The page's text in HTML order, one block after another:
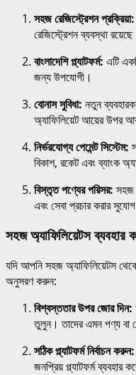
সহজ রেজিস্ট্রেশন প্রক্রিয়া:
রেজিস্ট্রেশন ব্যবস্থা
বাংলাদেশি প্ল্যাটফর্ম: এটি
জন্য উপযোগী।
বোনাস সুবিধা: নতুন
অ্যাফিলিয়েট আয়ের উপর
নির্ভরযোগ্য পেমেন্ট সিস্টেম:
বিকাশ, রকেট এবং ব্যাংক
বিস্তৃত পণ্যের পরিসর: সহজ
এবং সেবা প্রচার করার
সহজ অ্যাফিলিয়েটস ব্যবহার
যদি আপনি সহজ অ্যাফিলিয়েটস
অনুসরণ করুন:
বিশ্বস্ততার উপর জোর দিন:
তুলুন। তাদের এমন পণ্য বা
সঠিক প্ল্যাটফর্ম নির্বাচন করুন:
জনপ্রিয় প্ল্যাটফর্ম ব্যবহার